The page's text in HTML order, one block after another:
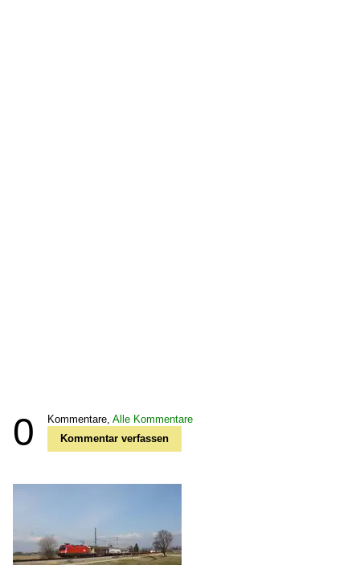
0 Kommentare, Alle Kommentare
Kommentar verfassen